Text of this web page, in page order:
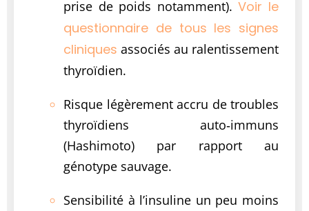
prise de poids notamment).Voir le
questionnaire de tous les signes
cliniques associés au ralentissement
thyroïdien.
Risque légèrement accru de troubles
thyroïdiens auto‑immuns
(Hashimoto) par rapport au
génotype sauvage.
Sensibilité à l’insuline un peu moins